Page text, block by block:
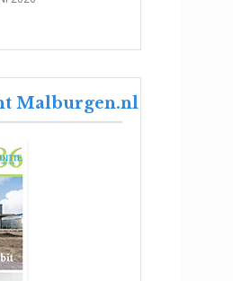
Malburgen.nl